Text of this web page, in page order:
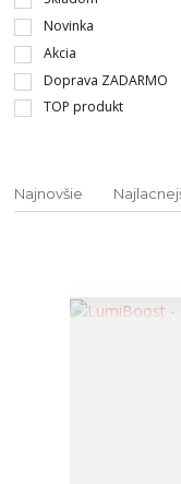
Novinka
Akcia
Doprava ZADARMO
TOP produkt
Najnovšie